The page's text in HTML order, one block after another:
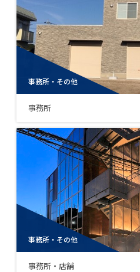
事務所・その他
事務所
事務所・その他
事務所・店舗